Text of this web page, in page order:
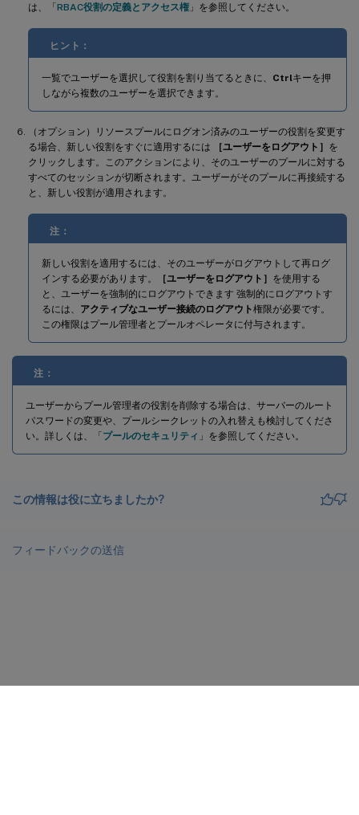
は、「RBAC役割の定義とアクセス権 」を参照してください。
ヒント：
一覧でユーザーを選択して役割を割り当てるときに、 Ctrlキーを押
しながら複数のユーザーを選択できます。
（オプション）リソースプールにログオン済みのユーザーの役割を変更す
る場合、新しい役割をすぐに適用するには
［ユーザーをログアウト］ を
クリックします。このアクションにより、そのユーザーのプールに対する
すべてのセッションが切断されます。ユーザーがそのプールに再接続する
と、新しい役割が適用されます。
注：
新しい役割を適用するには、そのユーザーがログアウトして再ログ
インする必要があります。
［ユーザーをログアウト］ を使用する
と、ユーザーを強制的にログアウトできます 強制的にログアウトす
るには、 アクティブなユーザー接続のログアウト権限が必要です。
この権限はプール管理者とプールオペレータに付与されます。
注：
ユーザーからプール管理者の役割を削除する場合は、サーバーのルート
パスワードの変更や、プールシークレットの入れ替えも検討してくださ
い。詳しくは、「プールのセキュリティ 」を参照してください。
この情報は役に立ちましたか?
フィードバックの送信